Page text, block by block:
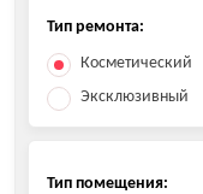
Тип ремонта:
Косметический
Эксклюзивный
Тип помещения: